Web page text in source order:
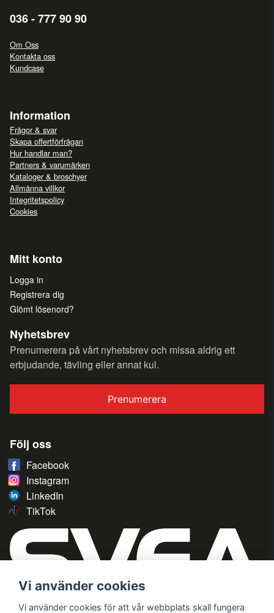
036 - 777 90 90
Om Oss
Kontakta oss
Kundcase
Information
Frågor & svar
Skapa offertförfrågan
Hur handlar man?
Partners & varumärken
Kataloger & broschyer
Allmänna villkor
Integritetspolicy
Cookies
Mitt konto
Logga in
Registrera dig
Glömt lösenord?
Nyhetsbrev
Prenumerera på vårt nyhetsbrev och missa aldrig ett
erbjudande, tävling eller annat kul.
Prenumerera
Följ oss
Facebook
Instagram
LinkedIn
TikTok
Vi använder cookies
Vi använder cookies för att vår webbplats skall fungera